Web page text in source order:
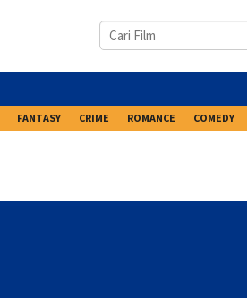
FANTASY CRIME ROMANCE COMEDY